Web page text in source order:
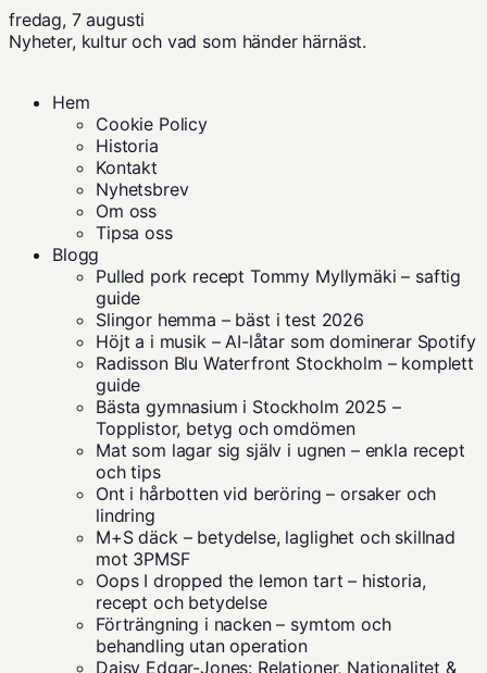
fredag, 7 augusti
Nyheter, kultur och vad som händer härnäst.
Hem
Cookie Policy
Historia
Kontakt
Nyhetsbrev
Om oss
Tipsa oss
Blogg
Pulled pork recept Tommy Myllymäki – saftig
guide
Slingor hemma – bäst i test 2026
Höjt a i musik – AI-låtar som dominerar Spotify
Radisson Blu Waterfront Stockholm – komplett
guide
Bästa gymnasium i Stockholm 2025 –
Topplistor, betyg och omdömen
Mat som lagar sig själv i ugnen – enkla recept
och tips
Ont i hårbotten vid beröring – orsaker och
lindring
M+S däck – betydelse, laglighet och skillnad
mot 3PMSF
Oops I dropped the lemon tart – historia,
recept och betydelse
Förträngning i nacken – symtom och
behandling utan operation
Daisy Edgar-Jones: Relationer, Nationalitet &